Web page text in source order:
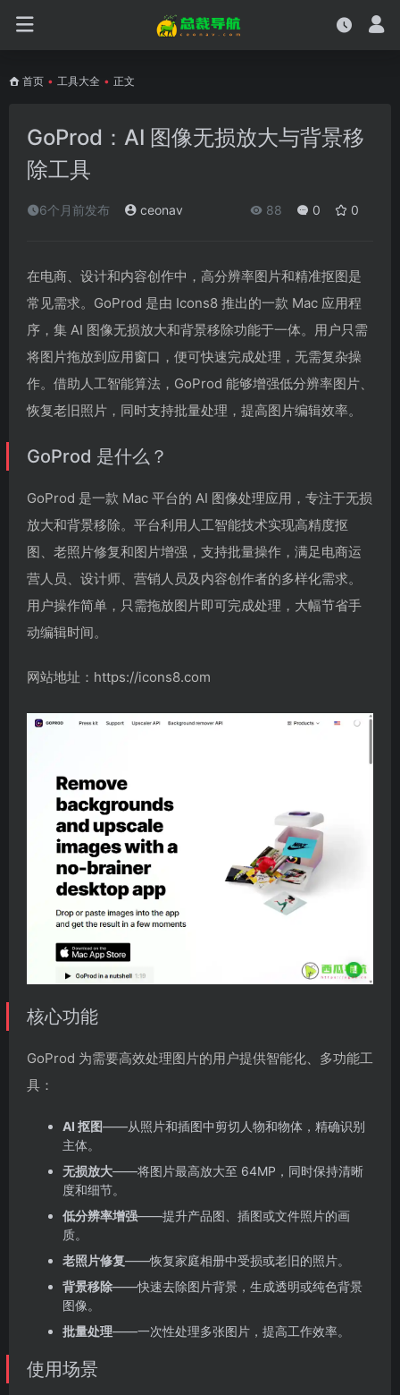
首页 • 工具大全 • 正文
GoProd：AI 图像无损放大与背景移
除工具
6个月前发布 ceonav 88 0 0
在电商、设计和内容创作中，高分辨率图片和精准抠图是
常见需求。GoProd 是由 Icons8 推出的一款 Mac 应用程
序，集 AI 图像无损放大和背景移除功能于一体。用户只需
将图片拖放到应用窗口，便可快速完成处理，无需复杂操
作。借助人工智能算法，GoProd 能够增强低分辨率图片、
恢复老旧照片，同时支持批量处理，提高图片编辑效率。
GoProd 是什么？
GoProd 是一款 Mac 平台的 AI 图像处理应用，专注于无损
放大和背景移除。平台利用人工智能技术实现高精度抠
图、老照片修复和图片增强，支持批量操作，满足电商运
营人员、设计师、营销人员及内容创作者的多样化需求。
用户操作简单，只需拖放图片即可完成处理，大幅节省手
动编辑时间。
网站地址：https://icons8.com
核心功能
GoProd 为需要高效处理图片的用户提供智能化、多功能工
具：
AI 抠图——从照片和插图中剪切人物和物体，精确识别
主体。
无损放大——将图片最高放大至 64MP，同时保持清晰
度和细节。
低分辨率增强——提升产品图、插图或文件照片的画
质。
老照片修复——恢复家庭相册中受损或老旧的照片。
背景移除——快速去除图片背景，生成透明或纯色背景
图像。
批量处理——一次性处理多张图片，提高工作效率。
使用场景